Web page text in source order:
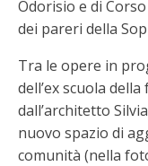
Odorisio e di
dei pareri della
Tra le opere in
dell’ex scuola
dall’architetto
nuovo spazio di
comunità (nella